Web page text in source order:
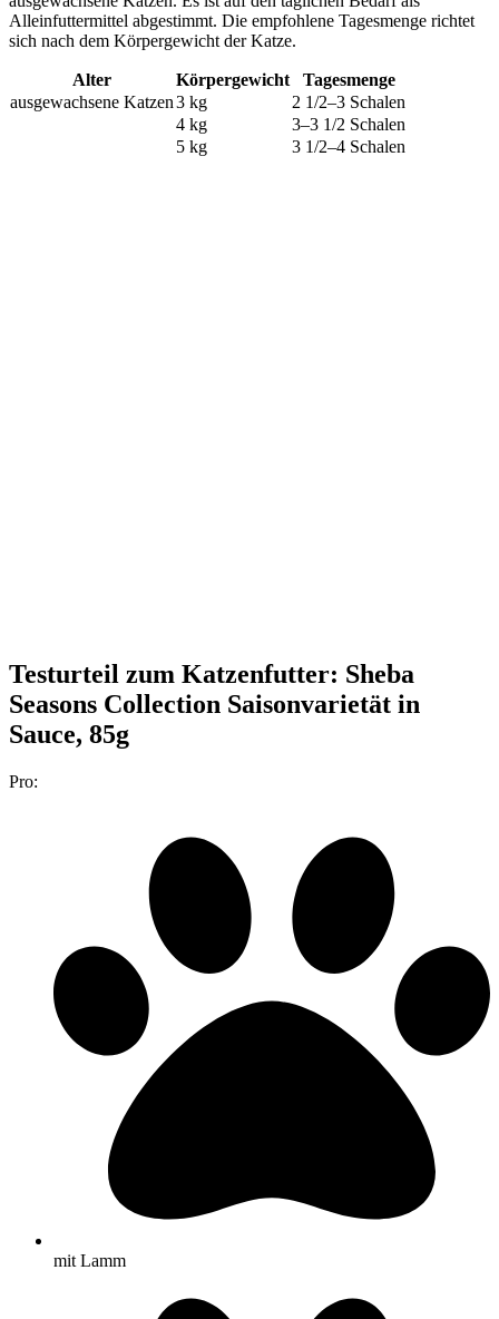
Alleinfuttermittel abgestimmt. Die empfohlene Tagesmenge richtet
sich nach dem Körpergewicht der Katze.
Alter Körpergewicht
Tagesmenge
ausgewachsene Katzen3 kg
2 1/2–3 Schalen
4 kg
3–3 1/2 Schalen
5 kg
3 1/2–4 Schalen
Testurteil zum Katzenfutter: Sheba
Seasons Collection Saisonvarietät in
Sauce, 85g
Pro:
mit Lamm